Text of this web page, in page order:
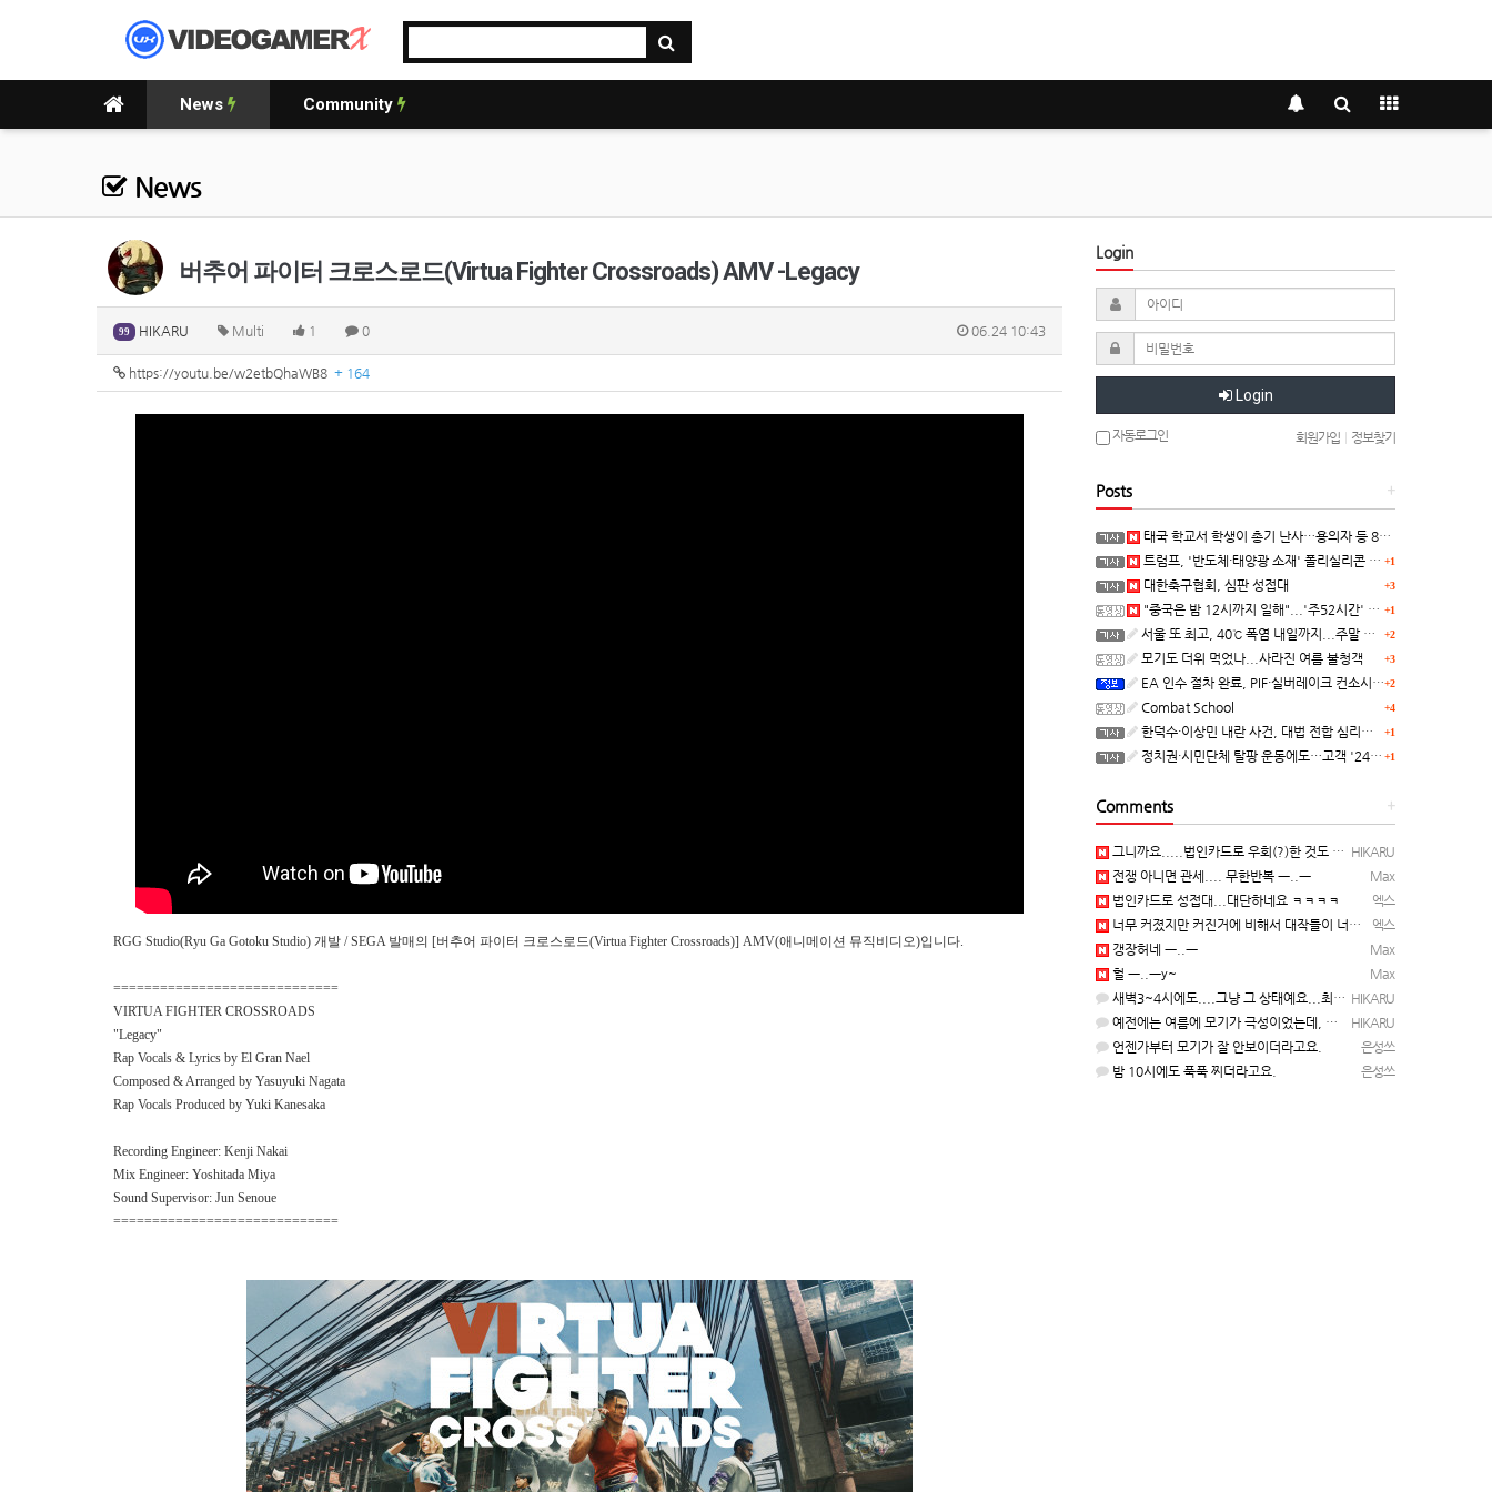
News Community
News
버추어 파이터 크로스로드(Virtua Fighter Crossroads) AMV -Legacy
99 HIKARU Multi 1 0 06.24 10:43
https://youtu.be/w2etbQhaWB8 + 164
RGG Studio(Ryu Ga Gotoku Studio) 개발 / SEGA 발매의 [버추어 파이터 크로스로드(Virtua Fighter Crossroads)] AMV(애니메이션 뮤직비디오)입니다.
=============================
VIRTUA FIGHTER CROSSROADS
"Legacy"
Rap Vocals & Lyrics by El Gran Nael
Composed & Arranged by Yasuyuki Nagata
Rap Vocals Produced by Yuki Kanesaka
Recording Engineer: Kenji Nakai
Mix Engineer: Yoshitada Miya
Sound Supervisor: Jun Senoue
=============================
Login
Login
자동로그인 회원가입 정보찾기
+
Posts
태국 학교서 학생이 총기 난사…용의자 등 8명 숨져
+1
트럼프, '반도체·태양광 소재' 폴리실리콘 파생 제품에 15% 관세...한국 기업도 영향
+3
대한축구협회, 심판 성접대
+1
"중국은 밤 12시까지 일해"...'주52시간' 손볼까
+2
서울 또 최고, 40℃ 폭염 내일까지...주말 동쪽 비바람
+3
모기도 더위 먹었나...사라진 여름 불청객
+2
EA 인수 절차 완료, PIF·실버레이크 컨소시엄 산하 편입
+4
Combat School
+1
한덕수·이상민 내란 사건, 대법 전합 심리…"역사적 사법평가"(종합)
+1
정치권·시민단체 탈팡 운동에도…고객 '2470만명' 원상 회복, "고물가에 돌팡"
+
Comments
HIKARU
그니까요.....법인카드로 우회(?)한 것도 아니고, 대놓고...ㅋ ㅋ)
Max
전쟁 아니면 관세.... 무한반복 ㅡ..ㅡ
엑스
법인카드로 성접대...대단하네요 ㅋㅋㅋㅋ
엑스
너무 커졌지만 커진거에 비해서 대작들이 너무 줄었죠.........
Max
갱장허네 ㅡ..ㅡ
Max
헐 ㅡ..ㅡy~
HIKARU
새벽3~4시에도....그냥 그 상태예요...최근 1주일은....
HIKARU
예전에는 여름에 모기가 극성이었는데, 여름에는 안나오는 것 같은.....ㅎ ㅎ)
은성쓰
언젠가부터 모기가 잘 안보이더라고요.
은성쓰
밤 10시에도 푹푹 찌더라고요.